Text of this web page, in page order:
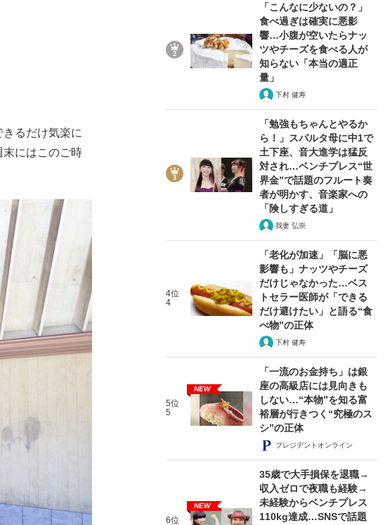
るだけ気楽に
にはこのご時
「こんなに少ないの？」
食べ過ぎは確実に悪影
響…小腹が空いたらナッ
ツやチーズを食べる人が
知らない「本当の適正
量」
下村 健寿
「勉強もちゃんとやるか
ら！」スパルタ母に中1で
土下座、音大進学は猛反
対され…ベンチプレス“世
界金”で話題のフルート奏
者が明かす、音楽家への
「険しすぎる道」
我妻 弘崇
4位
4
「老化が加速」「脳に悪
影響も」ナッツやチーズ
だけじゃなかった…ベス
トセラー医師が「できる
だけ避けたい」と語る“食
べ物”の正体
下村 健寿
5位
5
NEW
「一流のお金持ち」は銀
座の高級店には見向きも
しない…“本物”を知る富
裕層が行きつく“究極のス
シ”の正体
プレジデントオンライン
6位
NEW
35歳で大手損保を退職→
収入ゼロで夜職も経験→
未経験からベンチプレス
110kg達成…SNSで話題